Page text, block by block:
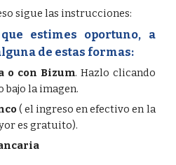
sigue las instrucciones:
estimes oportuno, a
de estas formas:
o con Bizum. Hazlo clicando
bajo la imagen.
( el ingreso en efectivo en la
es gratuito).